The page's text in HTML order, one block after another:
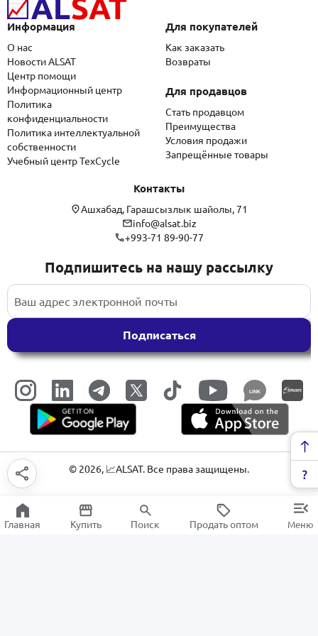
Информация
О нас
Новости ALSAT
Центр помощи
Информационный центр
Политика
конфиденциальности
Политика интеллектуальной
собственности
Учебный центр TexCycle
Для покупателей
Как заказать
Возвраты
Для продавцов
Стать продавцом
Преимущества
Условия продажи
Запрещённые товары
Контакты
Ашхабад, Гарашсызлык шайолы, 71
info@alsat.biz
+993-71 89-90-77
Подпишитесь на нашу рассылку
Подписаться
LINK
© 2026, 📈ALSAT. Все права защищены.
Главная Купить Поиск Продать оптом Меню